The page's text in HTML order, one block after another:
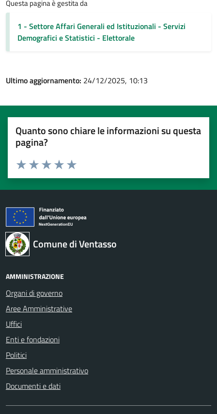
Questa pagina è gestita da
1 - Settore Affari Generali ed Istituzionali - Servizi
Demografici e Statistici - Elettorale
Ultimo aggiornamento: 24/12/2025, 10:13
Quanto sono chiare le informazioni su questa
pagina?
Valuta 5 stelle su 5
Valuta 4 stelle su 5
Valuta 3 stelle su 5
Valuta 2 stelle su 5
Valuta 1 stelle su 5
Comune di Ventasso
AMMINISTRAZIONE
Organi di governo
Aree Amministrative
Uffici
Enti e fondazioni
Politici
Personale amministrativo
Documenti e dati